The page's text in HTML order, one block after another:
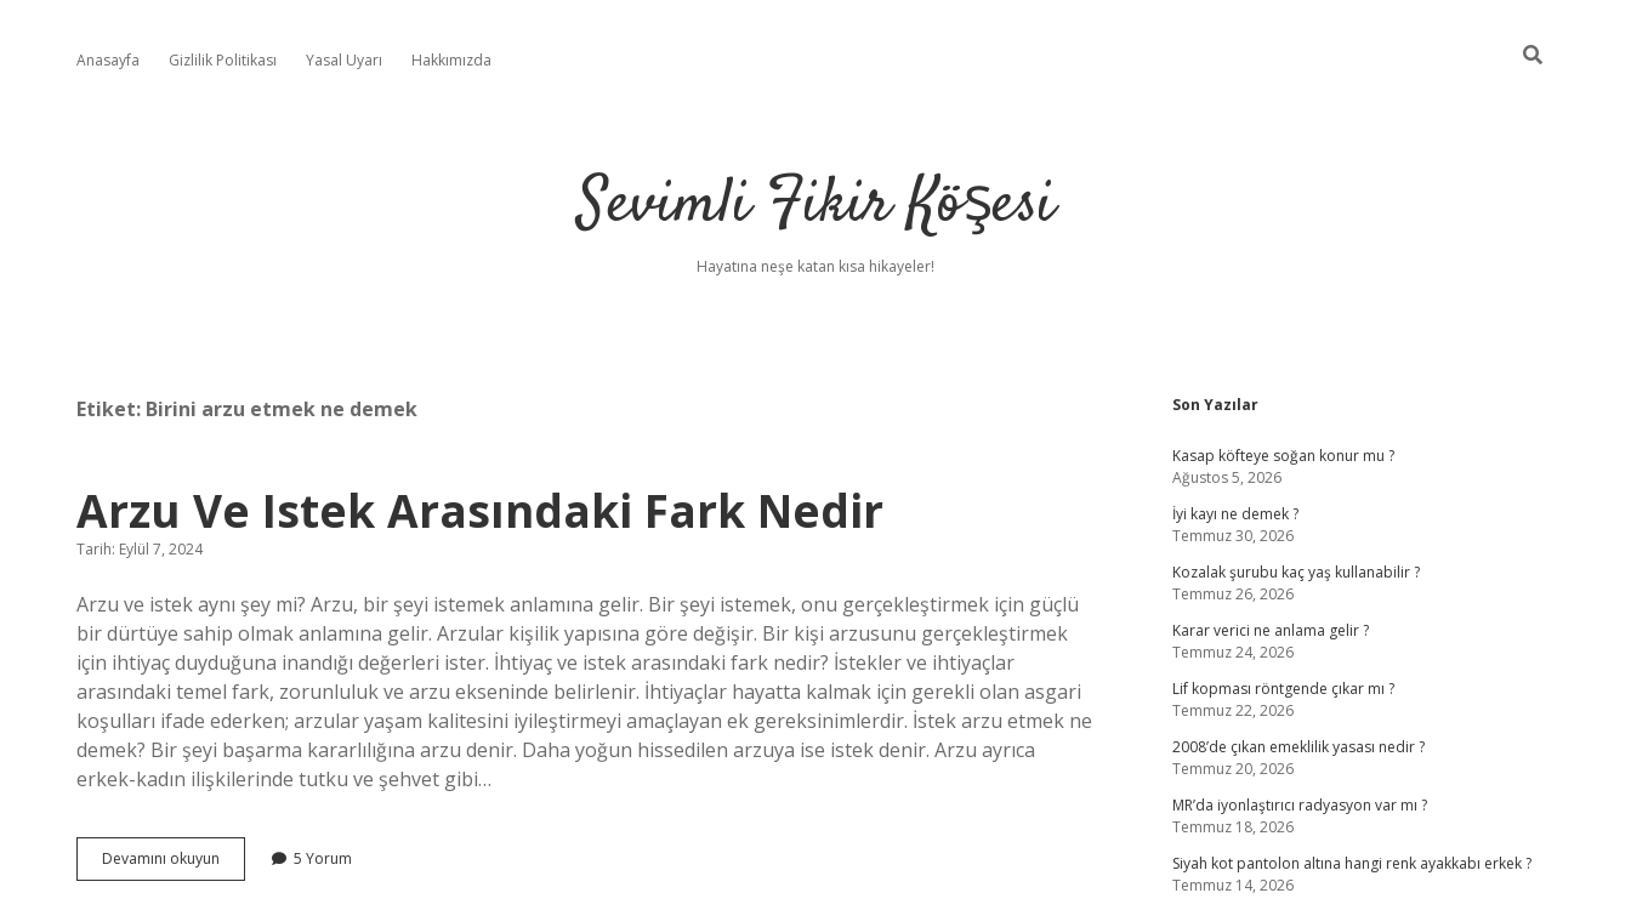
Anasayfa Gizlilik Politikası Yasal Uyarı Hakkımızda
Sevimli Fikir Köşesi
Hayatına neşe katan kısa hikayeler!
Etiket: Birini arzu etmek ne demek
Arzu Ve Istek Arasındaki Fark Nedir
Tarih: Eylül 7, 2024
Arzu ve istek aynı şey mi? Arzu, bir şeyi istemek anlamına gelir. Bir şeyi istemek, onu gerçekleştirmek için güçlü
bir dürtüye sahip olmak anlamına gelir. Arzular kişilik yapısına göre değişir. Bir kişi arzusunu gerçekleştirmek
için ihtiyaç duyduğuna inandığı değerleri ister. İhtiyaç ve istek arasındaki fark nedir? İstekler ve ihtiyaçlar
arasındaki temel fark, zorunluluk ve arzu ekseninde belirlenir. İhtiyaçlar hayatta kalmak için gerekli olan asgari
koşulları ifade ederken; arzular yaşam kalitesini iyileştirmeyi amaçlayan ek gereksinimlerdir. İstek arzu etmek ne
demek? Bir şeyi başarma kararlılığına arzu denir. Daha yoğun hissedilen arzuya ise istek denir. Arzu ayrıca
erkek-kadın ilişkilerinde tutku ve şehvet gibi…
Devamını okuyun
Ve
5 Yorum
Sidebar
Son Yazılar
Kasap köfteye soğan konur mu ?
Ağustos 5, 2026
İyi kayı ne demek ?
Temmuz 30, 2026
Kozalak şurubu kaç yaş kullanabilir ?
Temmuz 26, 2026
Karar verici ne anlama gelir ?
Temmuz 24, 2026
Lif kopması röntgende çıkar mı ?
Temmuz 22, 2026
2008’de çıkan emeklilik yasası nedir ?
Temmuz 20, 2026
MR’da iyonlaştırıcı radyasyon var mı ?
Temmuz 18, 2026
Siyah kot pantolon altına hangi renk ayakkabı erkek ?
Temmuz 14, 2026